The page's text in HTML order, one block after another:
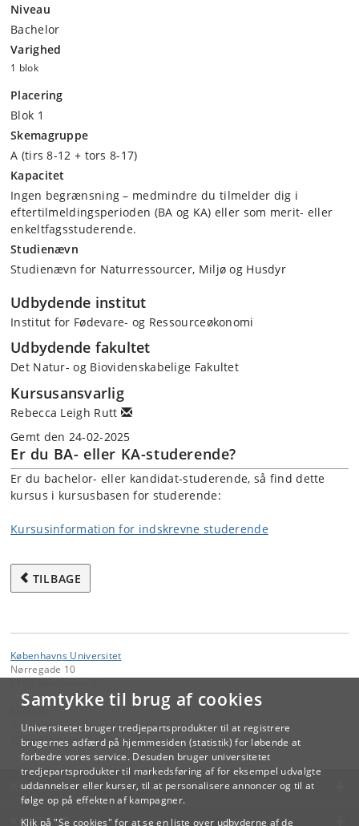
Samtykke til brug af cookies
Universitetet bruger tredjepartsprodukter til at registrere
brugernes adfærd på hjemmesiden (statistik) for løbende at
forbedre vores service. Desuden bruger universitetet
tredjepartsprodukter til markedsføring af for eksempel udvalgte
uddannelser eller kurser, til at personalisere annoncer og til at
følge op på effekten af kampagner.
Klik på "Se cookies" for at se en liste over udbyderne af de
Niveau
Bachelor
Varighed
1 blok
Placering
Blok 1
Skemagruppe
A (tirs 8-12 + tors 8-17)
Kapacitet
Ingen begrænsning – medmindre du tilmelder dig i
eftertilmeldingsperioden (BA og KA) eller som merit- eller
enkeltfagsstuderende.
Studienævn
Studienævn for Naturressourcer, Miljø og Husdyr
Udbydende institut
Institut for Fødevare- og Ressourceøkonomi
Udbydende fakultet
Det Natur- og Biovidenskabelige Fakultet
Kursusansvarlig
Rebecca Leigh Rutt
Gemt den 24-02-2025
Er du BA- eller KA-studerende?
Er du bachelor- eller kandidat-studerende, så find dette
kursus i kursusbasen for studerende:
Kursusinformation for indskrevne studerende
TILBAGE
Københavns Universitet
Nørregade 10
Videreuddannelse og Livslang Læring
lifelonglearning@adm.ku.dk
KØBENHAVNS UNIVERSITET
KONTAKT